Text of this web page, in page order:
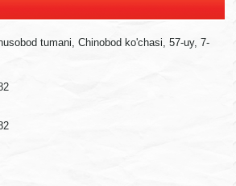
tumani, Chinobod ko'chasi, 57-uy, 7-